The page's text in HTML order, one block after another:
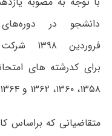
فروردین۱۳۹۸
۱۳۵۸، ۱۳۶۰،
۱۳۶۲ و۱۳۶۴
متقاضیانی که براساس